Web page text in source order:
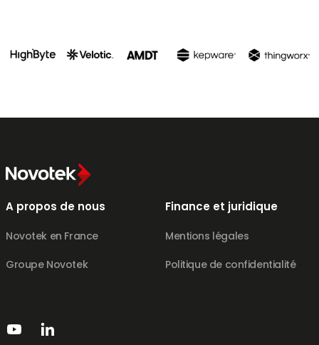
A propos de nous
Novotek en France
Groupe Novotek
Finance et juridique
Mentions légales
Politique de confidentialité